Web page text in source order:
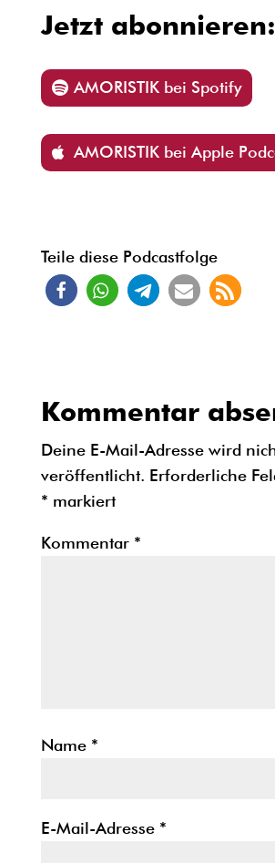
Jetzt abonnieren:
AMORISTIK bei Spotify
AMORISTIK bei Apple
Teile diese Podcastfolge
Kommentar
Deine E-Mail-Adresse wird
veröffentlicht. Erforderliche
* markiert
Kommentar *
Name *
E-Mail-Adresse *